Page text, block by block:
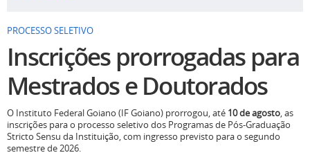
PROCESSO SELETIVO
Inscrições prorrogadas para
Mestrados e Doutorados
O Instituto Federal Goiano (IF Goiano) prorrogou, até 10 de agosto, as
inscrições para o processo seletivo dos Programas de Pós-Graduação
Stricto Sensu da Instituição, com ingresso previsto para o segundo
semestre de 2026.